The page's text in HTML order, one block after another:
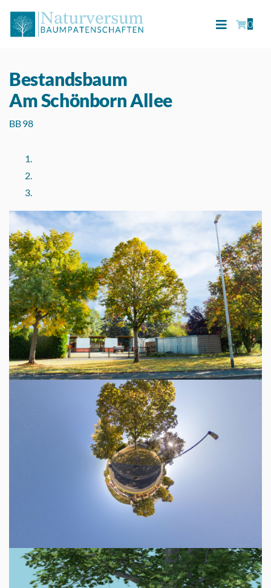
0
Bestandsbaum
Am Schönborn Allee
BB 98